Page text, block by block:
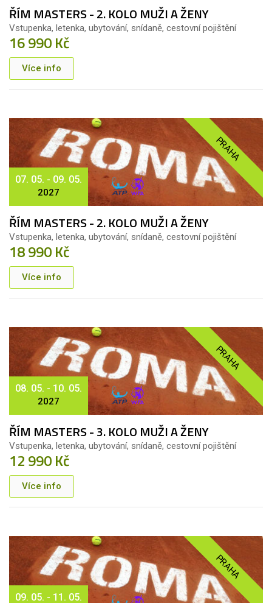
ŘÍM MASTERS - 2. KOLO MUŽI A ŽENY
Vstupenka, letenka, ubytování, snídaně, cestovní pojištění
16 990 Kč
Více info
PRAHA
07. 05. - 09. 05.
2027
ŘÍM MASTERS - 2. KOLO MUŽI A ŽENY
Vstupenka, letenka, ubytování, snídaně, cestovní pojištění
18 990 Kč
Více info
PRAHA
08. 05. - 10. 05.
2027
ŘÍM MASTERS - 3. KOLO MUŽI A ŽENY
Vstupenka, letenka, ubytování, snídaně, cestovní pojištění
12 990 Kč
Více info
PRAHA
09. 05. - 11. 05.